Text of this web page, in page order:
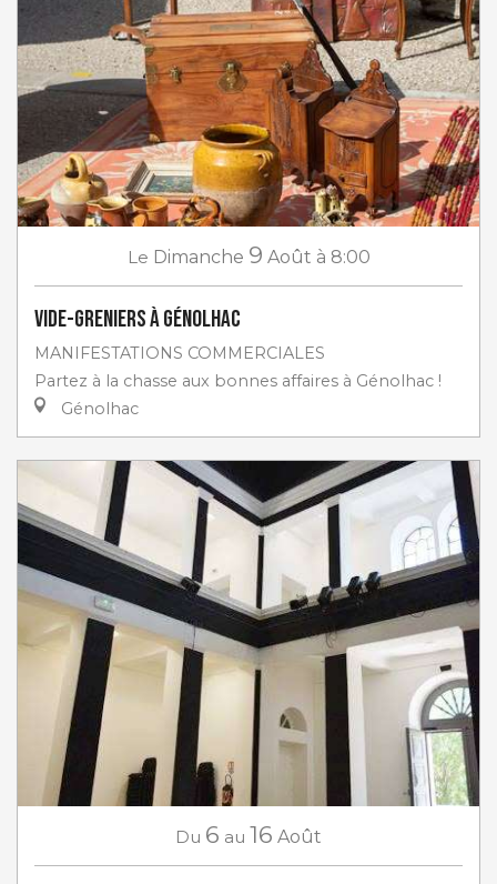
Le Dimanche 9 Août à 8:00
Vide-greniers à Génolhac
MANIFESTATIONS COMMERCIALES
Partez à la chasse aux bonnes affaires à Génolhac !
Génolhac
Du 6 au 16 Août